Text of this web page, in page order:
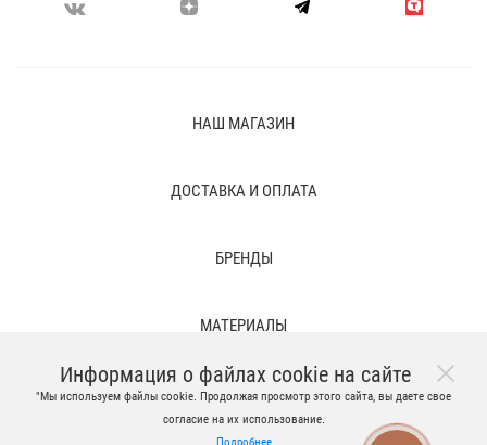
НАШ МАГАЗИН
ДОСТАВКА И ОПЛАТА
БРЕНДЫ
МАТЕРИАЛЫ
ПРАВОВЫЕ ПОЛОЖЕНИЯ И ВРЕМЕННЫЕ ФАЙЛЫ
Информация о файлах cookie на сайте
"Мы используем файлы cookie. Продолжая просмотр этого сайта, вы даете свое
согласие на их использование.